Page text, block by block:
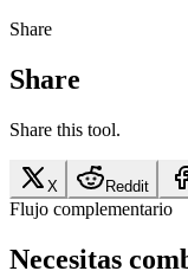
Share
Share
Share this tool.
X Reddit
Flujo complementario
Necesitas